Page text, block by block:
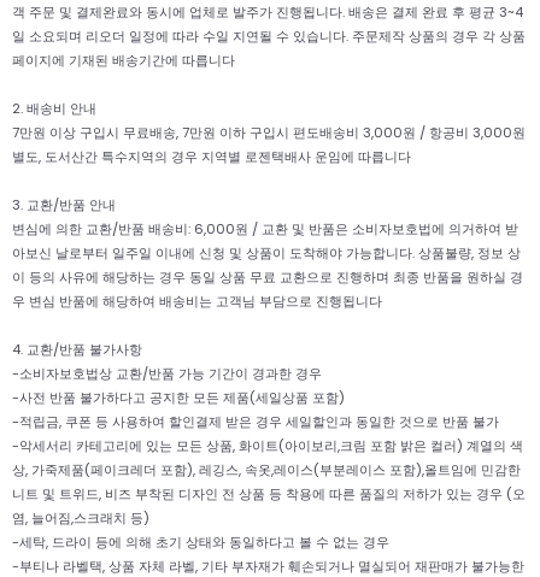
객 주문 및 결제완료와 동시에 업체로 발주가 진행됩니다. 배송은 결제 완료 후 평균 3~4
일 소요되며 리오더 일정에 따라 수일 지연될 수 있습니다. 주문제작 상품의 경우 각 상품
페이지에 기재된 배송기간에 따릅니다
2. 배송비 안내
7만원 이상 구입시 무료배송, 7만원 이하 구입시 편도배송비 3,000원 / 항공비 3,000원
별도, 도서산간 특수지역의 경우 지역별 로젠택배사 운임에 따릅니다
3. 교환/반품 안내
변심에 의한 교환/반품 배송비: 6,000원 / 교환 및 반품은 소비자보호법에 의거하여 받
아보신 날로부터 일주일 이내에 신청 및 상품이 도착해야 가능합니다. 상품불량, 정보 상
이 등의 사유에 해당하는 경우 동일 상품 무료 교환으로 진행하며 최종 반품을 원하실 경
우 변심 반품에 해당하여 배송비는 고객님 부담으로 진행됩니다
4. 교환/반품 불가사항
-소비자보호법상 교환/반품 가능 기간이 경과한 경우
-사전 반품 불가하다고 공지한 모든 제품(세일상품 포함)
-적립금, 쿠폰 등 사용하여 할인결제 받은 경우 세일할인과 동일한 것으로 반품 불가
-악세서리 카테고리에 있는 모든 상품, 화이트(아이보리,크림 포함 밝은 컬러) 계열의 색
상, 가죽제품(페이크레더 포함), 레깅스, 속옷,레이스(부분레이스 포함),올트임에 민감한
니트 및 트위드, 비즈 부착된 디자인 전 상품 등 착용에 따른 품질의 저하가 있는 경우 (오
염, 늘어짐,스크래치 등)
-세탁, 드라이 등에 의해 초기 상태와 동일하다고 볼 수 없는 경우
-부티나 라벨택, 상품 자체 라벨, 기타 부자재가 훼손되거나 멸실되어 재판매가 불가능한